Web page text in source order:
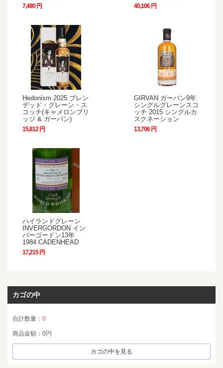
7,480 円 40,106 円
Hedonism 2025 ブレン
デッド・グレーン・ス
コッチ(キャメロンブリ
ッジ & ガーバン)
15,812 円
GIRVAN ガーバン9年
シングルグレーンスコ
ッチ 2015 シングルカ
スクネーション
13,706 円
ハイランドグレーン
INVERGORDON イン
バーゴードン13年
1984 CADENHEAD
17,215 円
カゴの中
合計数量： 0
商品金額： 0円
カゴの中を見る